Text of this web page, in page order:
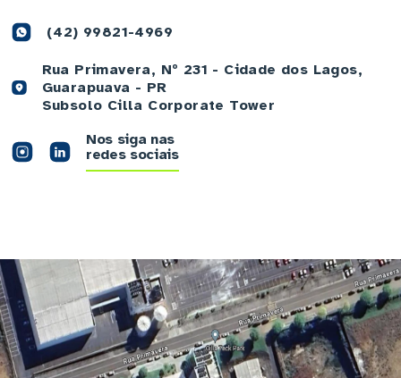
(42) 99821-4969
Rua Primavera, Nº 231 - Cidade dos Lagos,
Guarapuava - PR
Subsolo Cilla Corporate Tower
Nos siga nas
redes sociais